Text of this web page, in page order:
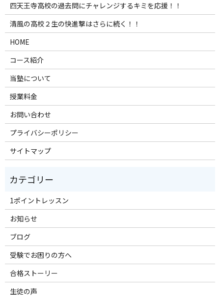
四天王寺高校の過去問にチャレンジするキミを応援！！
清風の高校２生の快進撃はさらに続く！！
HOME
コース紹介
当塾について
授業料金
お問い合わせ
プライバシーポリシー
サイトマップ
1ポイントレッスン
お知らせ
ブログ
受験でお困りの方へ
合格ストーリー
生徒の声